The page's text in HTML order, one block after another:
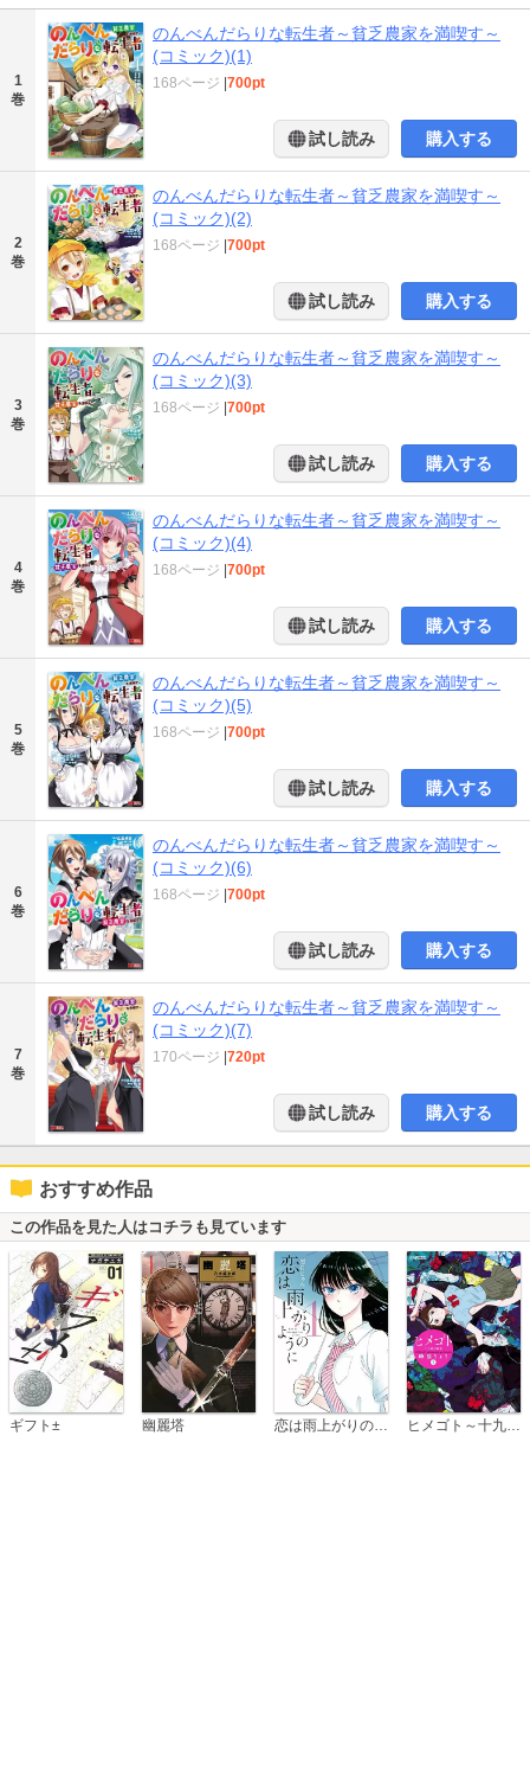
1
巻
のんべんだらりな転生者～貧乏農家を満喫す～
(コミック)(1)
168ページ 700pt
試し読み 購入する
2
巻
のんべんだらりな転生者～貧乏農家を満喫す～
(コミック)(2)
168ページ 700pt
試し読み 購入する
3
巻
のんべんだらりな転生者～貧乏農家を満喫す～
(コミック)(3)
168ページ 700pt
試し読み 購入する
4
巻
のんべんだらりな転生者～貧乏農家を満喫す～
(コミック)(4)
168ページ 700pt
試し読み 購入する
5
巻
のんべんだらりな転生者～貧乏農家を満喫す～
(コミック)(5)
168ページ 700pt
試し読み 購入する
6
巻
のんべんだらりな転生者～貧乏農家を満喫す～
(コミック)(6)
168ページ 700pt
試し読み 購入する
7
巻
のんべんだらりな転生者～貧乏農家を満喫す～
(コミック)(7)
170ページ 720pt
試し読み 購入する
おすすめ作品
この作品を見た人はコチラも見ています
ギフト± 幽麗塔 恋は雨上がりのように ヒメゴト～十九歳の制服～